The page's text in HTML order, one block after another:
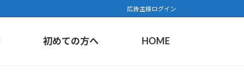
広告主様ログイン
初めての方へ HOME